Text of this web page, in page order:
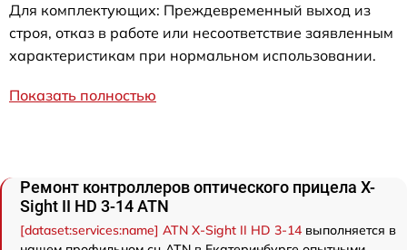
Для комплектующих: Преждевременный выход из
строя, отказ в работе или несоответствие заявленным
характеристикам при нормальном использовании.
Показать полностью
Ремонт контроллеров оптического прицела X-
Sight II HD 3-14 ATN
[dataset:services:name] ATN X-Sight II HD 3-14 выполняется в